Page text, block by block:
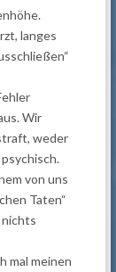
langes
Wir
weder
von uns
Taten“
nichts
mal meinen